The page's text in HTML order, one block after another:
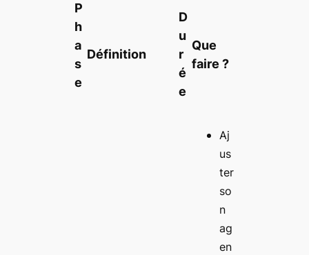
P
h
a
s
e
Définition
D
u
r
é
e
Que
faire ?
Aj
us
ter
so
n
ag
en